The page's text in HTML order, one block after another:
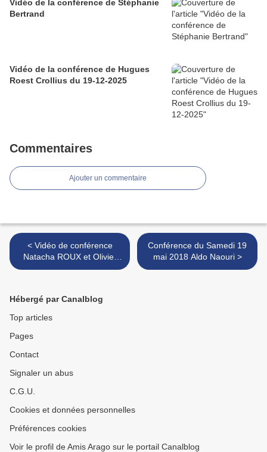
Vidéo de la conférence de Stéphanie
Bertrand
Vidéo de la conférence de Hugues
Roest Crollius du 19-12-2025
Commentaires
Ajouter un commentaire
< Vidéo de conférence
Natacha ROUX et Olivier
Pereira:
Conférence du Samedi 19
mai 2018 Aldo Naouri >
Hébergé par Canalblog
Top articles
Pages
Contact
Signaler un abus
C.G.U.
Cookies et données personnelles
Préférences cookies
Voir le profil de Amis Arago sur le portail Canalblog